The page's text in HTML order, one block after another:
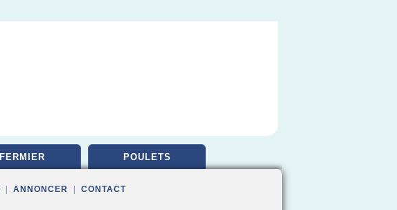
FERMIER POULETS
ANNONCER CONTACT